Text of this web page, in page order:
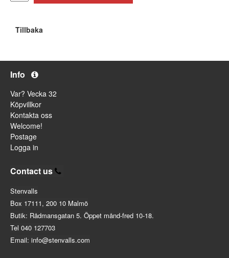
Tillbaka
Info
Var? Vecka 32
Köpvillkor
Kontakta oss
Welcome!
Postage
Logga in
Contact us
Stenvalls
Box 17111, 200 10 Malmö
Butik: Rådmansgatan 5. Öppet månd-fred 10-18.
Tel 040 127703
Email: info@stenvalls.com